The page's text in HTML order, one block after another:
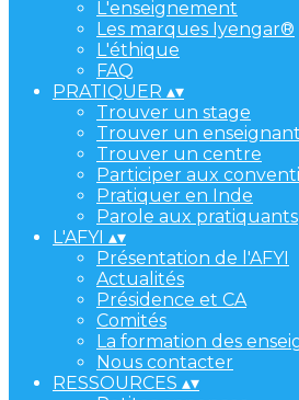
L'enseignement
Les marques Iyengar®
L'éthique
FAQ
PRATIQUER ▴▾
Trouver un stage
Trouver un enseignant
Trouver un centre
Participer aux
Pratiquer en Inde
Parole aux pratiquants
L'AFYI ▴▾
Présentation de l'AFYI
Actualités
Présidence et CA
Comités
La formation des
Nous contacter
RESSOURCES ▴▾